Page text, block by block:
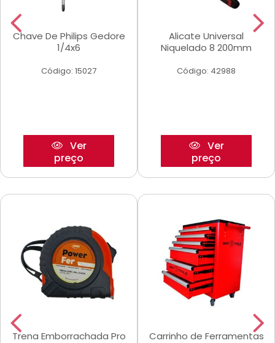
Chave De Philips Gedore
1/4x6
Código: 15027
Ver
preço
Alicate Universal
Niquelado 8 200mm
Código: 42988
Ver
preço
Trena Emborrachada Pro
Carrinho de Ferramentas